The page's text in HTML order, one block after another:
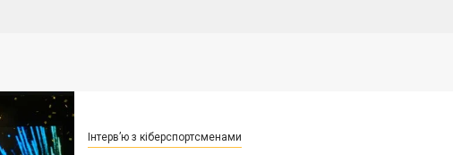
Інтерв’ю з кіберспортсменами